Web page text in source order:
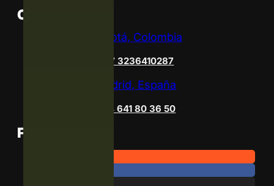
Contacto
Bogotá, Colombia
+57 3236410287
Madrid, España
+34 641 80 36 50
Follow Us